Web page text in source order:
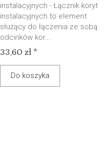
instalacyjnych - Łącznik koryt
instalacyjnych to element
służący do łączenia ze sobą
odcinków kor...
33,60 zł *
Do koszyka